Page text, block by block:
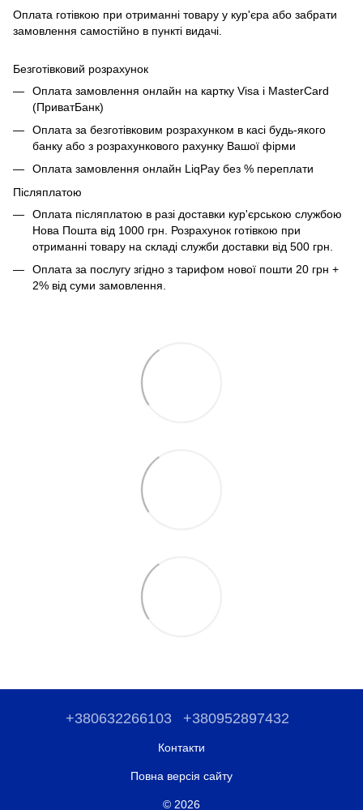
Оплата готівкою при отриманні товару у кур'єра або забрати
замовлення самостійно в пункті видачі.
Безготівковий розрахунок
Оплата замовлення онлайн на картку Visa і MasterCard
(ПриватБанк)
Оплата за безготівковим розрахунком в касі будь-якого
банку або з розрахункового рахунку Вашої фірми
Оплата замовлення онлайн LiqPay без % переплати
Післяплатою
Оплата післяплатою в разі доставки кур'єрською службою
Нова Пошта від 1000 грн. Розрахунок готівкою при
отриманні товару на складі служби доставки від 500 грн.
Оплата за послугу згідно з тарифом нової пошти 20 грн +
2% від суми замовлення.
+380632266103 +380952897432
Контакти
Повна версія сайту
© 2026